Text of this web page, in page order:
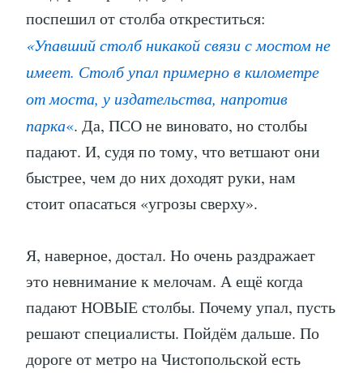
поспешил от столба откреститься:
«Упавший столб никакой связи с мостом не
имеет. Столб упал примерно в километре
от моста, у издательства, напротив
парка«. Да, ПСО не виновато, но столбы
падают. И, судя по тому, что ветшают они
быстрее, чем до них доходят руки, нам
стоит опасаться «угрозы сверху».
Я, наверное, достал. Но очень раздражает
это невнимание к мелочам. А ещё когда
падают НОВЫЕ столбы. Почему упал, пусть
решают специалисты. Пойдём дальше. По
дороге от метро на Чистопольской есть